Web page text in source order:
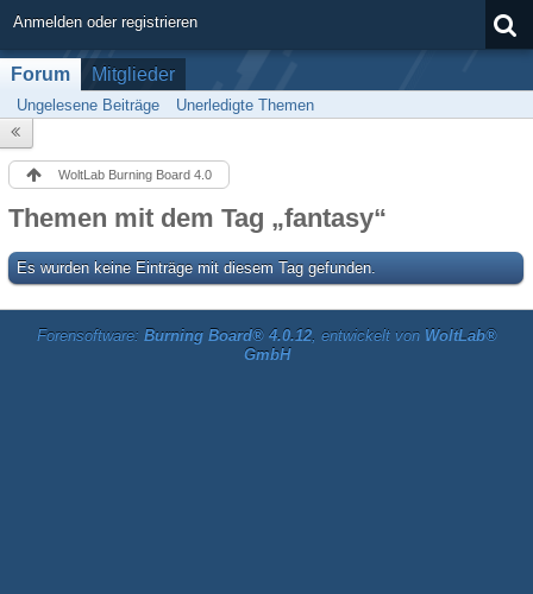
Anmelden oder registrieren
Forum Mitglieder
Ungelesene Beiträge Unerledigte Themen
WoltLab Burning Board 4.0
Themen mit dem Tag „fantasy“
Es wurden keine Einträge mit diesem Tag gefunden.
Forensoftware: Burning Board® 4.0.12, entwickelt von WoltLab®
GmbH